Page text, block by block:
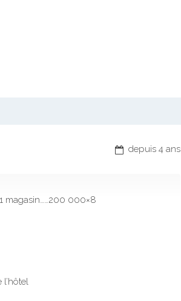
depuis 4 ans
magasin……200 000×8